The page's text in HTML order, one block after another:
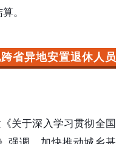
。
省异地安置退休人员
关于深入学习贯彻全国